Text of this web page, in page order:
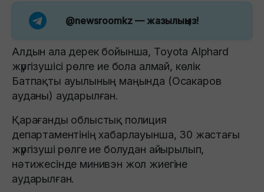
@newsroomkz — жазылыңыз!
Алдын ала дерек бойынша, Toyota Alphard
жүргізушісі рөлге ие бола алмай, көлік
Батпақты ауылының маңында (Осакаров
ауданы) аударылған.
Қарағанды облыстық полиция
департаментінің хабарлауынша, 30 жастағы
жүргізуші рөлге ие болудан айырылып,
нәтижесінде минивэн жол жиегіне
аударылған.